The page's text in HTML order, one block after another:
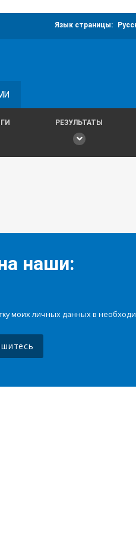
Язык страницы:
РЕЗУЛЬТАТЫ
наши:
моих личных данных в